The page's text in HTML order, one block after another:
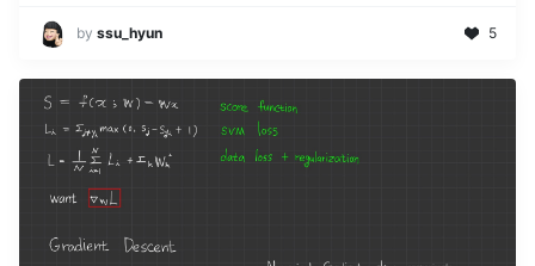
by ssu_hyun 5